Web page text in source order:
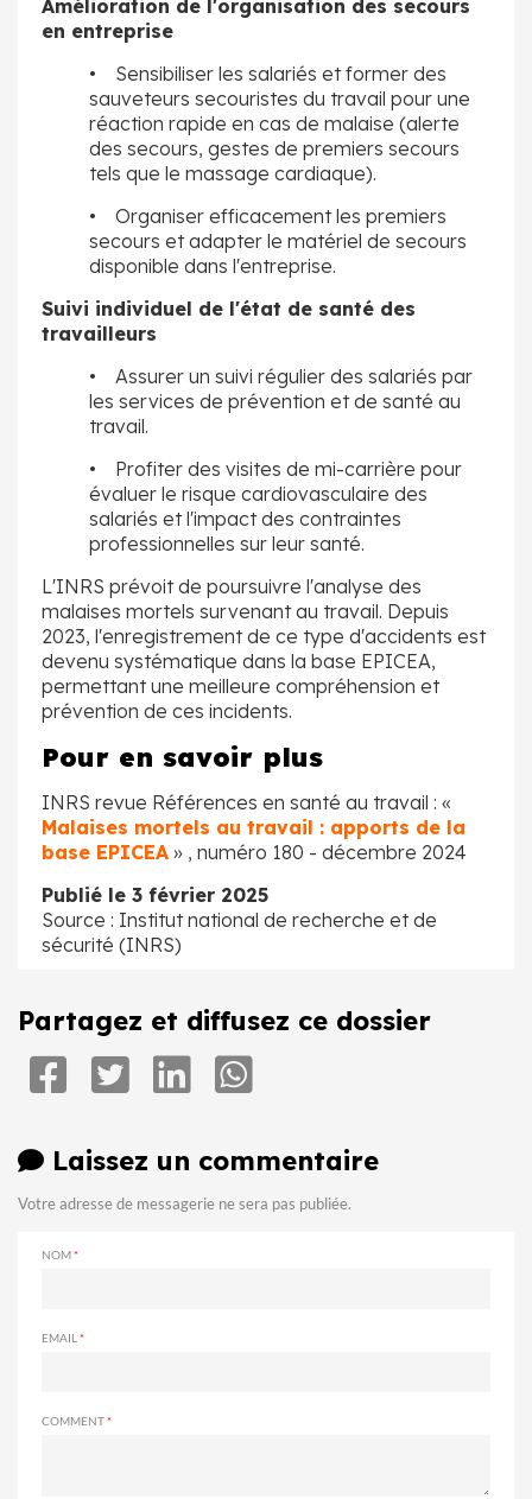
Amélioration de l'organisation des secours
en entreprise
• Sensibiliser les salariés et former des
sauveteurs secouristes du travail pour une
réaction rapide en cas de malaise (alerte
des secours, gestes de premiers secours
tels que le massage cardiaque).
• Organiser efficacement les premiers
secours et adapter le matériel de secours
disponible dans l'entreprise.
Suivi individuel de l'état de santé des
travailleurs
• Assurer un suivi régulier des salariés par
les services de prévention et de santé au
travail.
• Profiter des visites de mi-carrière pour
évaluer le risque cardiovasculaire des
salariés et l'impact des contraintes
professionnelles sur leur santé.
L'INRS prévoit de poursuivre l'analyse des
malaises mortels survenant au travail. Depuis
2023, l'enregistrement de ce type d'accidents est
devenu systématique dans la base EPICEA,
permettant une meilleure compréhension et
prévention de ces incidents.
Pour en savoir plus
INRS revue Références en santé au travail : «
Malaises mortels au travail : apports de la
base EPICEA » , numéro 180 - décembre 2024
Publié le 3 février 2025
Source : Institut national de recherche et de
sécurité (INRS)
Partagez et diffusez ce dossier
Laissez un commentaire
Votre adresse de messagerie ne sera pas publiée.
NOM
EMAIL
COMMENT